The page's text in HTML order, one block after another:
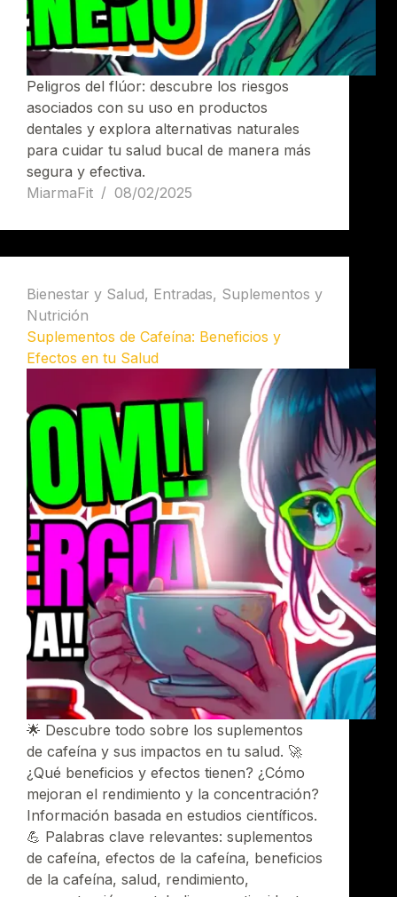
Peligros del flúor: descubre los riesgos
asociados con su uso en productos
dentales y explora alternativas naturales
para cuidar tu salud bucal de manera más
segura y efectiva.
MiarmaFit
08/02/2025
Bienestar y Salud, Entradas, Suplementos y
Nutrición
Suplementos de Cafeína: Beneficios y
Efectos en tu Salud
🌟 Descubre todo sobre los suplementos
de cafeína y sus impactos en tu salud. 🚀
¿Qué beneficios y efectos tienen? ¿Cómo
mejoran el rendimiento y la concentración?
Información basada en estudios científicos.
💪 Palabras clave relevantes: suplementos
de cafeína, efectos de la cafeína, beneficios
de la cafeína, salud, rendimiento,